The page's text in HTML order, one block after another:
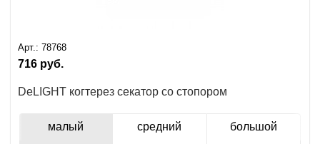
Арт.: 78768
716 руб.
DeLIGHT когтерез секатор со стопором
малый средний большой